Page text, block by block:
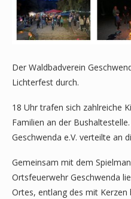
Der Waldbadverein
Lichterfest durch.
18 Uhr trafen sich zahlreiche
Familien an der
Geschwenda e.V. verteilte an
Gemeinsam mit dem
Ortsfeuerwehr Geschwenda
Ortes, entlang des mit